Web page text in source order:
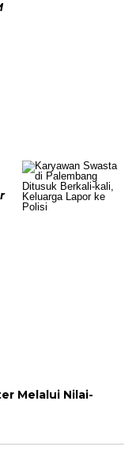
Melalui Nilai-